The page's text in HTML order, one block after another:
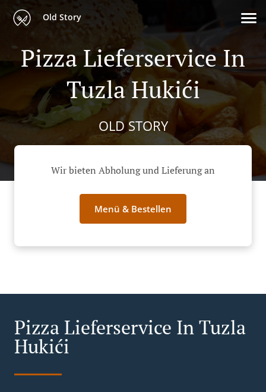
Old Story
Pizza Lieferservice In
Tuzla Hukići
OLD STORY
Wir bieten Abholung und Lieferung an
Menü & Bestellen
Pizza Lieferservice In Tuzla
Hukići